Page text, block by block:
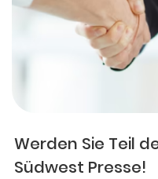
Werden Sie Teil
Südwest Presse!